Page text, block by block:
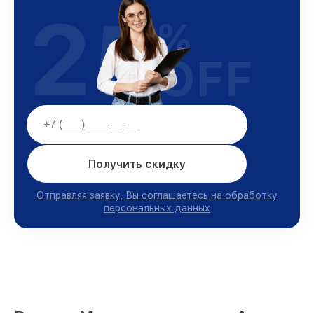
Получить скидку
Отправляя заявку, Вы соглашаетесь на обработку
персональных данных
25%
OFF